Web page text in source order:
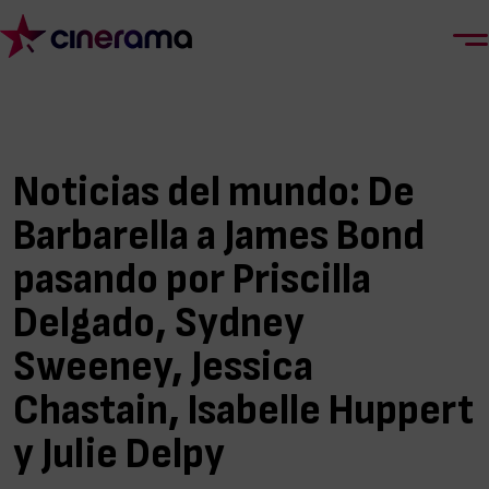
Noticias del mundo: De
Barbarella a James Bond
pasando por Priscilla
Delgado, Sydney
Sweeney, Jessica
Chastain, Isabelle Huppert
y Julie Delpy